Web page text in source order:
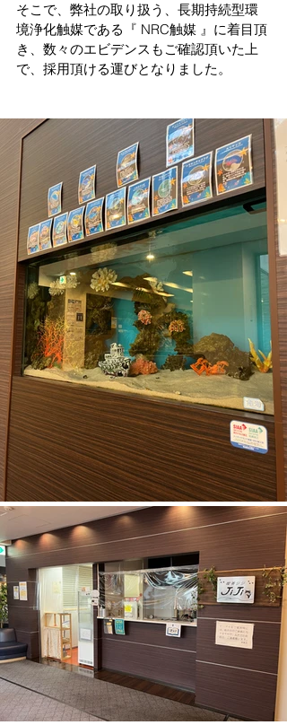
そこで、弊社の取り扱う、長期持続型環
境浄化触媒である『 NRC触媒 』に着目頂
き、数々のエビデンスもご確認頂いた上
で、採用頂ける運びとなりました。